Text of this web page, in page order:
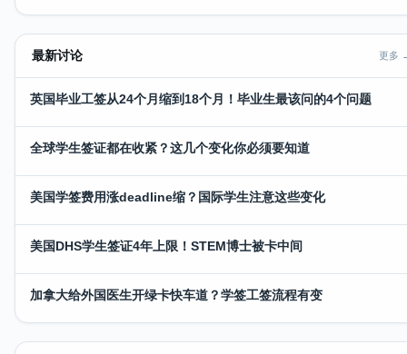
最新讨论 更多
英国毕业工签从24个月缩到18个月！毕业生最该问的4个问题
全球学生签证都在收紧？这几个变化你必须要知道
美国学签费用涨deadline缩？国际学生注意这些变化
美国DHS学生签证4年上限！STEM博士被卡中间
加拿大给外国医生开绿卡快车道？学签工签流程有变